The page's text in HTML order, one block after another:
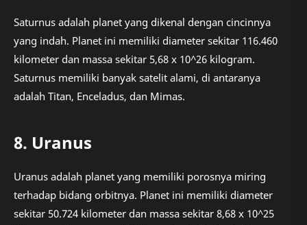
Saturnus adalah planet yang dikenal dengan cincinnya
yang indah. Planet ini memiliki diameter sekitar 116.460
kilometer dan massa sekitar 5,68 x 10^26 kilogram.
Saturnus memiliki banyak satelit alami, di antaranya
adalah Titan, Enceladus, dan Mimas.
8. Uranus
Uranus adalah planet yang memiliki porosnya miring
terhadap bidang orbitnya. Planet ini memiliki diameter
sekitar 50.724 kilometer dan massa sekitar 8,68 x 10^25